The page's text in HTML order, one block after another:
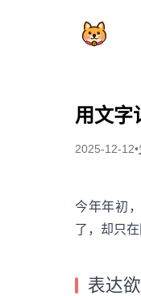
用文字
2025-12-12•
生活
今年年初
了，却只
表达